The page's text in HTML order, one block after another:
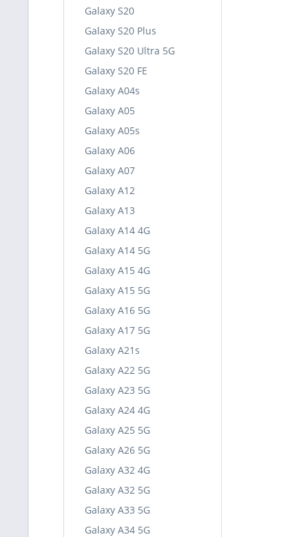
Galaxy S20
Galaxy S20 Plus
Galaxy S20 Ultra 5G
Galaxy S20 FE
Galaxy A04s
Galaxy A05
Galaxy A05s
Galaxy A06
Galaxy A07
Galaxy A12
Galaxy A13
Galaxy A14 4G
Galaxy A14 5G
Galaxy A15 4G
Galaxy A15 5G
Galaxy A16 5G
Galaxy A17 5G
Galaxy A21s
Galaxy A22 5G
Galaxy A23 5G
Galaxy A24 4G
Galaxy A25 5G
Galaxy A26 5G
Galaxy A32 4G
Galaxy A32 5G
Galaxy A33 5G
Galaxy A34 5G